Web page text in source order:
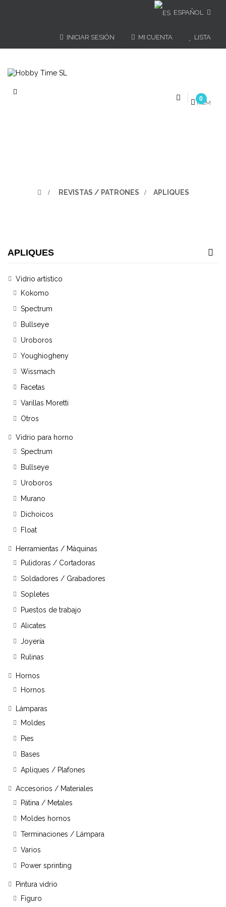
ESPAÑOL
INICIAR SESIÓN MI CUENTA LISTA
Navegación
0
ÍTEM
> REVISTAS / PATRONES > APLIQUES
APLIQUES
Vidrio artístico
Kokomo
Spectrum
Bullseye
Uroboros
Youghiogheny
Wissmach
Facetas
Varillas Moretti
Otros
Vidrio para horno
Spectrum
Bullseye
Uroboros
Murano
Dichoicos
Float
Herramientas / Máquinas
Pulidoras / Cortadoras
Soldadores / Grabadores
Sopletes
Puestos de trabajo
Alicates
Joyería
Rulinas
Hornos
Hornos
Lámparas
Moldes
Pies
Bases
Apliques / Plafones
Accesorios / Materiales
Pátina / Metales
Moldes hornos
Terminaciones / Lámpara
Varios
Power sprinting
Pintura vidrio
Figuro